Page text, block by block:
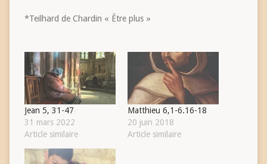
*Teilhard de Chardin « Être plus »
Jean 5, 31-47
31 mars 2022
Article similaire
Matthieu 6,1-6.16-18
20 juin 2018
Article similaire